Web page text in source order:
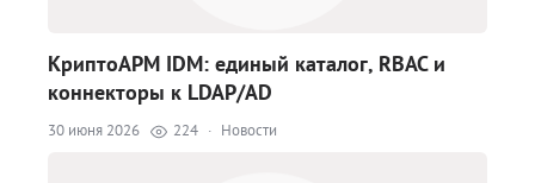
КриптоАРМ IDM: единый каталог, RBAC и
коннекторы к LDAP/AD
30 июня 2026 224 · Новости